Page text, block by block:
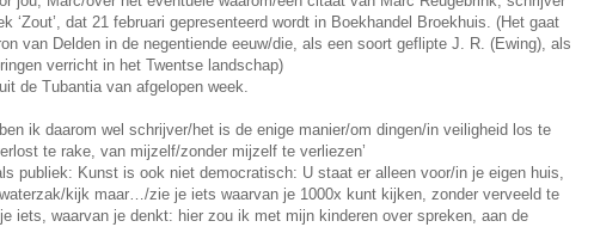
‘Zout’, dat 21 februari gepresenteerd wordt in Boekhandel Broekhuis. (Het gaat
van Delden in de negentiende eeuw/die, als een soort geflipte J. R. (Ewing), als
verricht in het Twentse landschap)
de Tubantia van afgelopen week.
ik daarom wel schrijver/het is de enige manier/om dingen/in veiligheid los te
te rake, van mijzelf/zonder mijzelf te verliezen’
publiek: Kunst is ook niet democratisch: U staat er alleen voor/in je eigen huis,
kijk maar…/zie je iets waarvan je 1000x kunt kijken, zonder verveeld te
iets, waarvan je denkt: hier zou ik met mijn kinderen over spreken, aan de